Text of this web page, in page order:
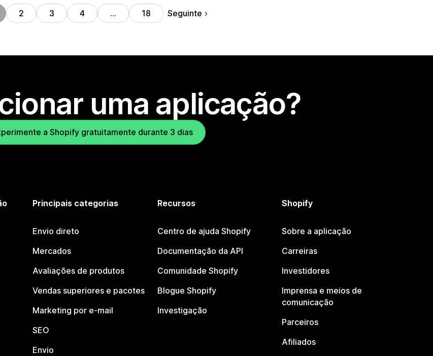
2 3 4 … 18 Seguinte
uma aplicação?
a Shopify gratuitamente durante 3 dias
Principais categorias
Envio direto
Mercados
Avaliações de produtos
Vendas superiores e pacotes
Marketing por e-mail
SEO
Envio
Recursos
Centro de ajuda Shopify
Documentação da API
Comunidade Shopify
Blogue Shopify
Investigação
Shopify
Sobre a aplicação
Carreiras
Investidores
Imprensa e meios de
comunicação
Parceiros
Afiliados